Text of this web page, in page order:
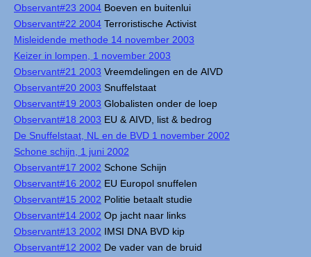
Observant#23 2004 Boeven en buitenlui
Observant#22 2004 Terroristische Activist
Misleidende methode 14 november 2003
Keizer in lompen, 1 november 2003
Observant#21 2003 Vreemdelingen en de AIVD
Observant#20 2003 Snuffelstaat
Observant#19 2003 Globalisten onder de loep
Observant#18 2003 EU & AIVD, list & bedrog
De Snuffelstaat, NL en de BVD 1 november 2002
Schone schijn, 1 juni 2002
Observant#17 2002 Schone Schijn
Observant#16 2002 EU Europol snuffelen
Observant#15 2002 Politie betaalt studie
Observant#14 2002 Op jacht naar links
Observant#13 2002 IMSI DNA BVD kip
Observant#12 2002 De vader van de bruid